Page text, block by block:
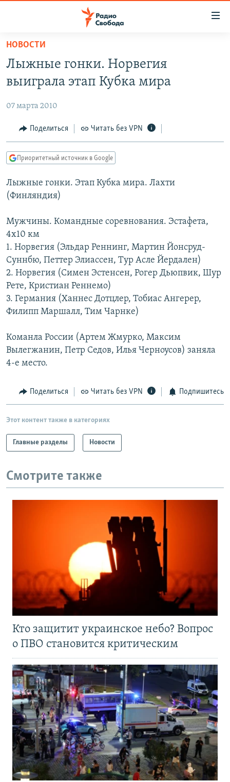
упрощенного
доступа
основному
Вернутся
главной
навигации
Вернутся
АВТОРСКИЕ ПРОЕКТЫ
ЦИТАТЫ СВОБОДЫ
МНЕНИЯ
IDEL.РЕАЛИИ
КАВКАЗ.РЕАЛИИ
СЕВЕР.РЕАЛИИ
СИБИРЬ.РЕАЛИИ
РАСПИСАНИЕ ВЕЩАНИЯ
ПОДПИШИТЕСЬ НА РАССЫЛКУ
СОЦИАЛЬНЫЕ СЕТИ
Все сайты РСЕ/РС
НОВОСТИ
Лыжные гонки. Норвегия
выиграла этап Кубка мира
07 марта 2010
Поделиться Читать без VPN
Приоритетный источник в Google
Лыжные гонки. Этап Кубка мира. Лахти
(Финляндия)
Мужчины. Командные соревнования. Эстафета,
4х10 км
1. Норвегия (Эльдар Реннинг, Мартин Йонсруд-
Суннбю, Петтер Элиассен, Тур Асле Йердален)
2. Норвегия (Симен Эстенсен, Рогер Дьюпвик, Шур
Рете, Кристиан Реннемо)
3. Германия (Ханнес Дотцлер, Тобиас Ангерер,
Филипп Маршалл, Тим Чарнке)
Команла России (Артем Жмурко, Максим
Вылегжанин, Петр Седов, Илья Черноусов) заняла
4-е место.
Поделиться Читать без VPN Подпишитесь
Этот контент также в категориях
Главные разделы Новости
Смотрите также
Кто защитит украинское небо? Вопрос
о ПВО становится критическим